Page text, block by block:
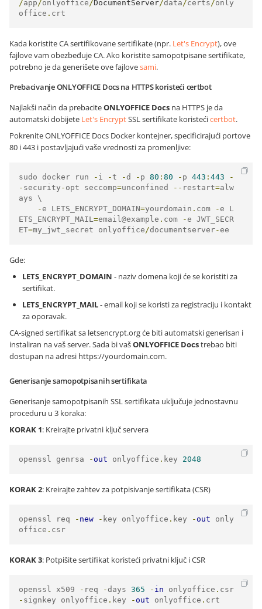
/app/onlyoffice/DocumentServer/data/certs/only
office . crt
Kada koristite CA sertifikovane sertifikate (npr. Let's Encrypt), ove
fajlove vam obezbeđuje CA. Ako koristite samopotpisane sertifikate,
potrebno je da generišete ove fajlovesami.
Prebacivanje ONLYOFFICE Docs na HTTPS koristeći certbot
Najlakši način da prebaciteONLYOFFICE Docs na HTTPS je da
automatski dobijete Let's EncryptSSL sertifikate koristećicertbot.
Pokrenite ONLYOFFICE Docs Docker kontejner, specificirajući portove
80 i 443 i postavljajući vaše vrednosti za promenljive:
sudo docker run - i -t -d - p 80 : 80 - p 443 : 443
-
- security - opt seccomp=unconfined -- restart=alw
ays \
-e LETS_ENCRYPT_DOMAIN=yourdomain . com -e L
ETS_ENCRYPT_MAIL=email@example . com -e JWT_SECR
ET=my_jwt_secret onlyoffice/documentserver-ee
Gde:
LETS_ENCRYPT_DOMAIN - naziv domena koji će se koristiti za
sertifikat.
LETS_ENCRYPT_MAIL- email koji se koristi za registraciju i kontakt
za oporavak.
CA-signed sertifikat sa letsencrypt.org će biti automatski generisan i
instaliran na vaš server. Sada bi vašONLYOFFICE Docstrebao biti
dostupan na adresi https://yourdomain.com.
Generisanje samopotpisanih sertifikata
Generisanje samopotpisanih SSL sertifikata uključuje jednostavnu
proceduru u 3 koraka:
KORAK 1: Kreirajte privatni ključ servera
openssl genrsa - out onlyoffice . key 2048
KORAK 2: Kreirajte zahtev za potpisivanje sertifikata (CSR)
openssl req - new - key onlyoffice . key - out only
office . csr
KORAK 3: Potpišite sertifikat koristeći privatni ključ i CSR
openssl x509 - req -days 365 - in onlyoffice .
- signkey onlyoffice . key - out onlyoffice . crt